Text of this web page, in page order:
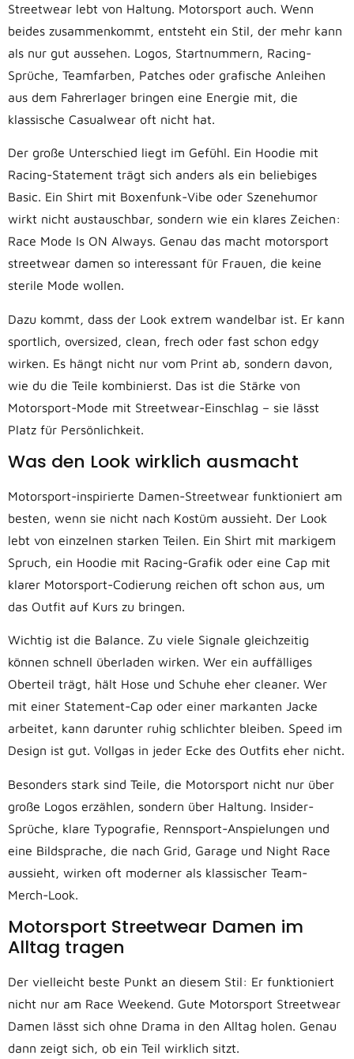
Streetwear lebt von Haltung. Motorsport auch. Wenn
beides zusammenkommt, entsteht ein Stil, der mehr kann
als nur gut aussehen. Logos, Startnummern, Racing-
Sprüche, Teamfarben, Patches oder grafische Anleihen
aus dem Fahrerlager bringen eine Energie mit, die
klassische Casualwear oft nicht hat.
Der große Unterschied liegt im Gefühl. Ein Hoodie mit
Racing-Statement trägt sich anders als ein beliebiges
Basic. Ein Shirt mit Boxenfunk-Vibe oder Szenehumor
wirkt nicht austauschbar, sondern wie ein klares Zeichen:
Race Mode Is ON Always. Genau das macht motorsport
streetwear damen so interessant für Frauen, die keine
sterile Mode wollen.
Dazu kommt, dass der Look extrem wandelbar ist. Er kann
sportlich, oversized, clean, frech oder fast schon edgy
wirken. Es hängt nicht nur vom Print ab, sondern davon,
wie du die Teile kombinierst. Das ist die Stärke von
Motorsport-Mode mit Streetwear-Einschlag – sie lässt
Platz für Persönlichkeit.
Was den Look wirklich ausmacht
Motorsport-inspirierte Damen-Streetwear funktioniert am
besten, wenn sie nicht nach Kostüm aussieht. Der Look
lebt von einzelnen starken Teilen. Ein Shirt mit markigem
Spruch, ein Hoodie mit Racing-Grafik oder eine Cap mit
klarer Motorsport-Codierung reichen oft schon aus, um
das Outfit auf Kurs zu bringen.
Wichtig ist die Balance. Zu viele Signale gleichzeitig
können schnell überladen wirken. Wer ein auffälliges
Oberteil trägt, hält Hose und Schuhe eher cleaner. Wer
mit einer Statement-Cap oder einer markanten Jacke
arbeitet, kann darunter ruhig schlichter bleiben. Speed im
Design ist gut. Vollgas in jeder Ecke des Outfits eher nicht.
Besonders stark sind Teile, die Motorsport nicht nur über
große Logos erzählen, sondern über Haltung. Insider-
Sprüche, klare Typografie, Rennsport-Anspielungen und
eine Bildsprache, die nach Grid, Garage und Night Race
aussieht, wirken oft moderner als klassischer Team-
Merch-Look.
Motorsport Streetwear Damen im
Alltag tragen
Der vielleicht beste Punkt an diesem Stil: Er funktioniert
nicht nur am Race Weekend. Gute Motorsport Streetwear
Damen lässt sich ohne Drama in den Alltag holen. Genau
dann zeigt sich, ob ein Teil wirklich sitzt.